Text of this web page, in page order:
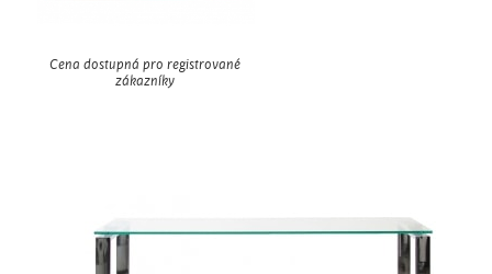
Cena dostupná pro registrované
zákazníky